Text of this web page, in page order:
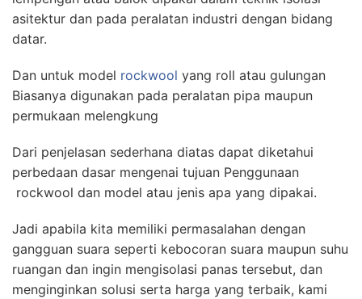
asitektur dan pada peralatan industri dengan bidang
datar.
Dan untuk model rockwool yang roll atau gulungan
Biasanya digunakan pada peralatan pipa maupun
permukaan melengkung
Dari penjelasan sederhana diatas dapat diketahui
perbedaan dasar mengenai tujuan Penggunaan
rockwool dan model atau jenis apa yang dipakai.
Jadi apabila kita memiliki permasalahan dengan
gangguan suara seperti kebocoran suara maupun suhu
ruangan dan ingin mengisolasi panas tersebut, dan
menginginkan solusi serta harga yang terbaik, kami